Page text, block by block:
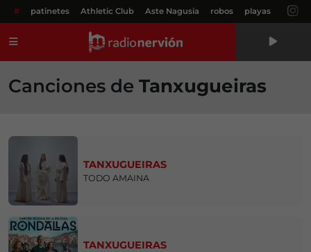
# patinetes Athletic Club Aste Nagusia robos playas
Canciones de Tanxugueiras
TANXUGUEIRAS
TODO AMAINA
TANXUGUEIRAS